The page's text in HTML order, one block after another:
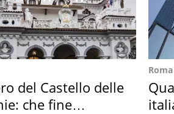
del Castello delle
che fine
Roma